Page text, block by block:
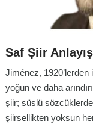
Saf Şiir
Jiménez,
yoğun ve daha
şiir; süslü
şiirsellikten yoksun her